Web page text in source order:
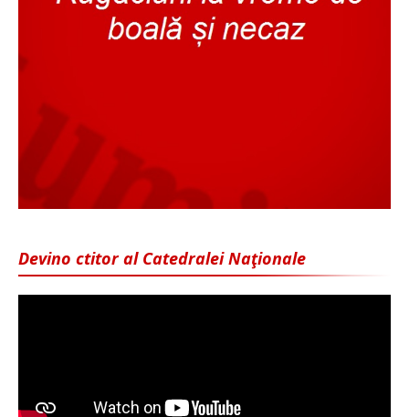
Devino ctitor al Catedralei Naţionale